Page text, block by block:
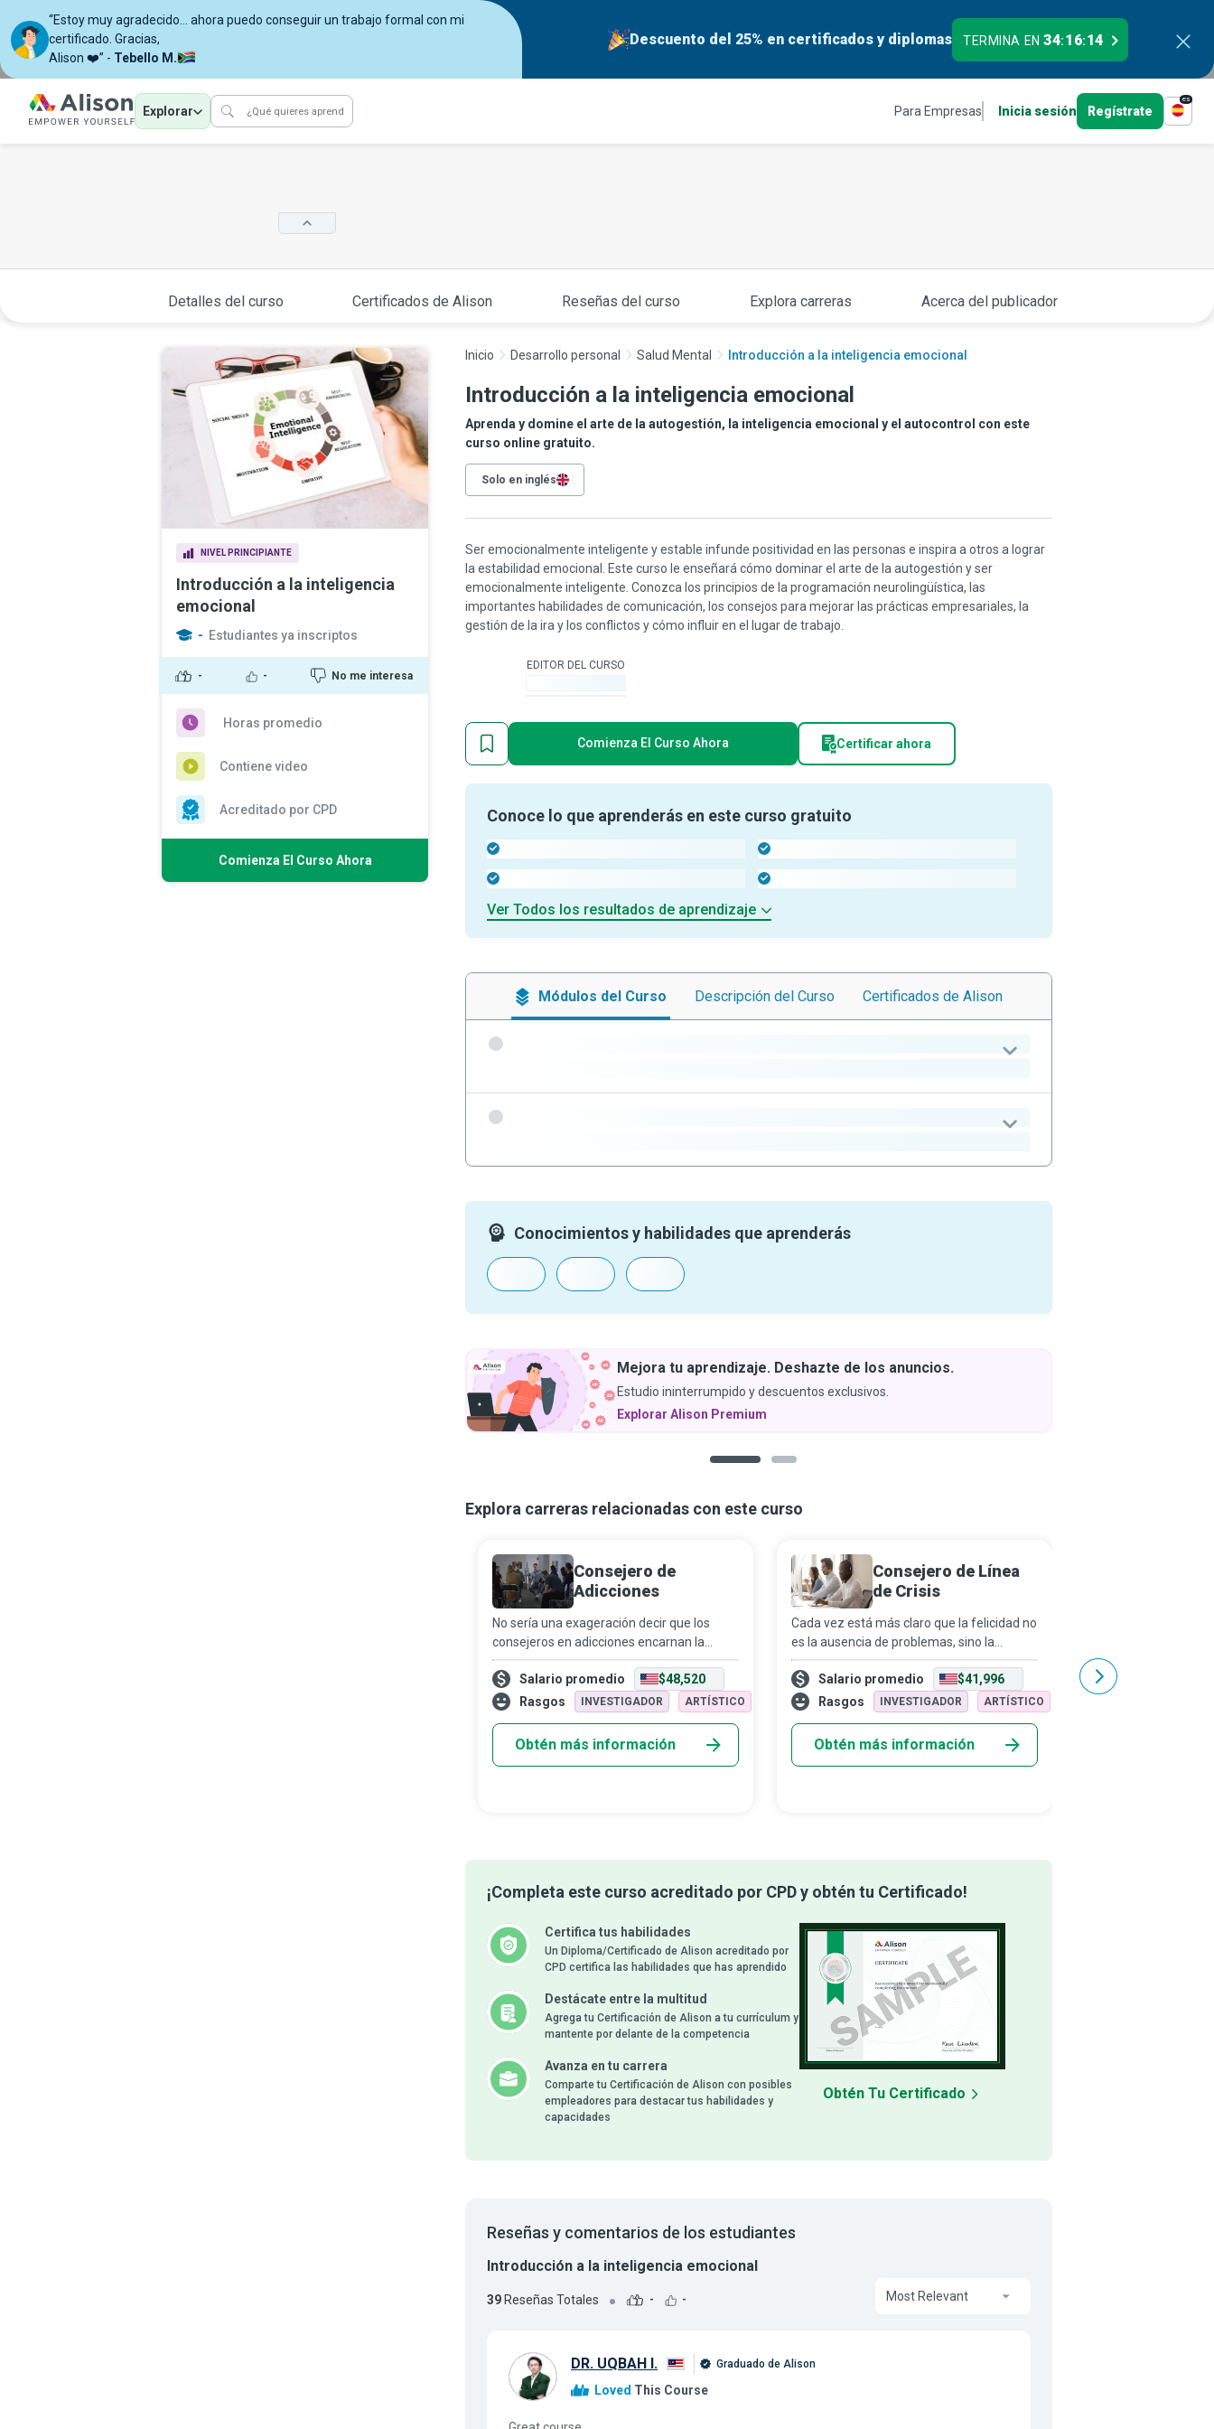
“Estoy muy agradecido… ahora puedo conseguir un trabajo formal con mi
certificado. Gracias,
Alison ❤️” - Tebello M.
Descuento del 25% en certificados y diplomas TERMINA EN34:16:13
Explorar Para Empresas Inicia sesión Regístrate
es
Detalles del curso Certificados de Alison Reseñas del curso Explora carreras Acerca del publicador
NIVEL PRINCIPIANTE
Introducción a la inteligencia
emocional
- Estudiantes ya inscriptos
- - No me interesa
Horas promedio
Contiene video
Acreditado por CPD
Comienza El Curso Ahora
Inicio Desarrollo personal Salud Mental Introducción a la inteligencia emocional
Introducción a la inteligencia emocional
Aprenda y domine el arte de la autogestión, la inteligencia emocional y el autocontrol con este
curso online gratuito.
Solo en inglés
Ser emocionalmente inteligente y estable infunde positividad en las personas e inspira a otros a lograr
la estabilidad emocional. Este curso le enseñará cómo dominar el arte de la autogestión y ser
emocionalmente inteligente. Conozca los principios de la programación neurolingüística, las
importantes habilidades de comunicación, los consejos para mejorar las prácticas empresariales, la
gestión de la ira y los conflictos y cómo influir en el lugar de trabajo.
EDITOR DEL CURSO
Comienza El Curso Ahora Certificar ahora
Conoce lo que aprenderás en este curso gratuito
Ver Todos los resultados de aprendizaje
Módulos del Curso Descripción del Curso Certificados de Alison
Conocimientos y habilidades que aprenderás
Mejora tu aprendizaje. Deshazte de los anuncios.
Estudio ininterrumpido y descuentos exclusivos.
Explorar Alison Premium
Explora carreras relacionadas con este curso
Consejero de
Adicciones
No sería una exageración decir que los
consejeros en adicciones encarnan la
filosofía de R.W. Emerson: “la única persona
que estás destinado a ser es la persona
que decidas ser”. Estos defensores de q
Salario promedio
$48,520
Rasgos
INVESTIGADOR ARTÍSTICO
Obtén más información
Consejero de Línea
de Crisis
Cada vez está más claro que la felicidad no
es la ausencia de problemas, sino la
capacidad de afrontarlos de forma
efectiva. Los consejeros de línea de crisis
ofrecen apoyo y acompañamiento a
Salario promedio
$41,996
Rasgos
INVESTIGADOR ARTÍSTICO
Obtén más información
sexual, financiero y
sus parejas o
refugios para víctimas
Salario promedio
¡Completa este curso acreditado por CPD y obtén tu Certificado!
Certifica tus habilidades
Un Diploma/Certificado de Alison acreditado por
CPD certifica las habilidades que has aprendido
Destácate entre la multitud
Agrega tu Certificación de Alison a tu currículum y
mantente por delante de la competencia
Avanza en tu carrera
Comparte tu Certificación de Alison con posibles
empleadores para destacar tus habilidades y
capacidades
Obtén Tu Certificado
Reseñas y comentarios de los estudiantes
Introducción a la inteligencia emocional
39Reseñas Totales - - Most Relevant
DR. UQBAH I. Graduado de Alison
Loved This Course